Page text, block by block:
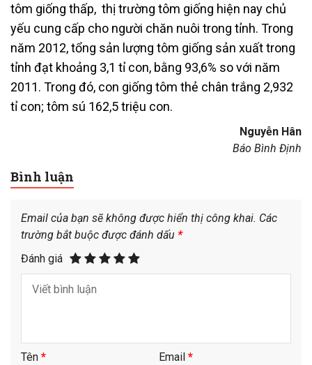
tôm giống thấp, thị trường tôm giống hiện nay chủ
yếu cung cấp cho người chăn nuôi trong tỉnh. Trong
năm 2012, tổng sản lượng tôm giống sản xuất trong
tỉnh đạt khoảng 3,1 tỉ con, bằng 93,6% so với năm
2011. Trong đó, con giống tôm thẻ chân trắng 2,932
tỉ con; tôm sú 162,5 triệu con.
Nguyễn Hân
Báo Bình Định
Bình luận
Email của bạn sẽ không được hiển thị công khai. Các
trường bắt buộc được đánh dấu *
Đánh giá
Tên * Email *